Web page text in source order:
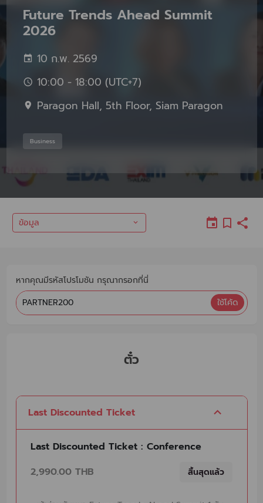
Future Trends Ahead Summit
2026
10 ก.พ. 2569
10:00 - 18:00 (UTC+7)
Paragon Hall, 5th Floor, Siam Paragon
Business
ข้อมูล
หากคุณมีรหัสโปรโมชัน กรุณากรอกที่นี่
ใช้โค้ด
ตั๋ว
Last Discounted Ticket
Last Discounted Ticket : Conference
2,990.00 THB
สิ้นสุดแล้ว